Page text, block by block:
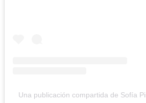
Una publicación compartida de Sofía